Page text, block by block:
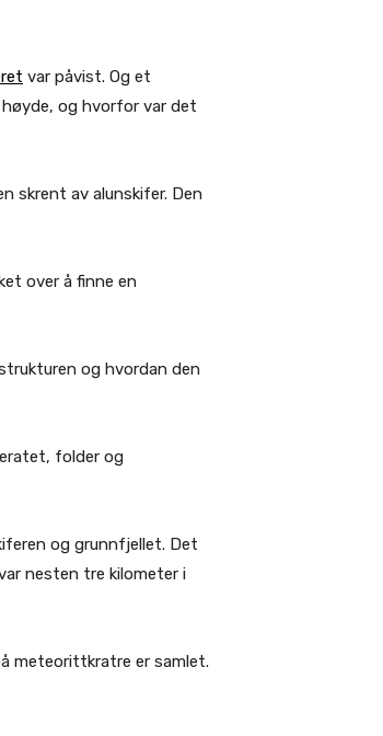
var påvist. Og et
og hvorfor var det
skrent av alunskifer. Den
over å finne en
og hvordan den
folder og
og grunnfjellet. Det
nesten tre kilometer i
meteorittkratre er samlet.